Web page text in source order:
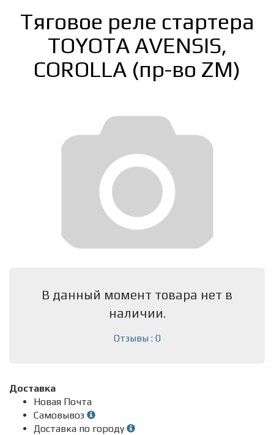
Тяговое реле стартера
TOYOTA AVENSIS,
COROLLA (пр-во ZM)
В данный момент товара нет в
наличии.
Отзывы : 0
Доставка
Новая Почта
Самовывоз
Доставка по городу